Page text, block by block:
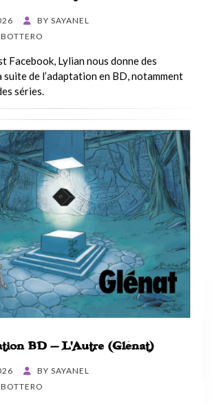
BY SAYANEL
Facebook, Lylian nous donne des
de l’adaptation en BD, notamment
séries.
BD – L’Autre (Glénat)
BY SAYANEL